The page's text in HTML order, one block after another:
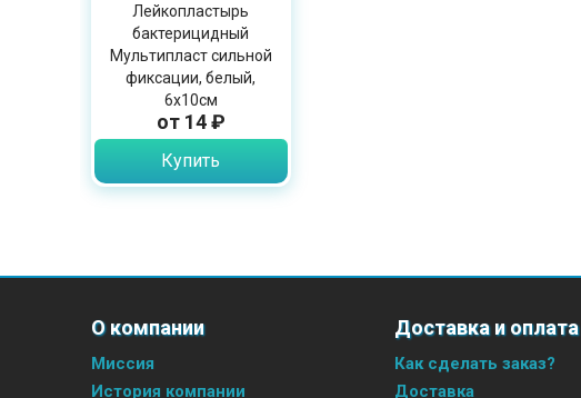
Лейкопластырь
бактерицидный
Мультипласт сильной
фиксации, белый,
6х10см
от 14 ₽
Купить
О компании
Миссия
История компании
Доставка и оплата
Как сделать заказ?
Доставка